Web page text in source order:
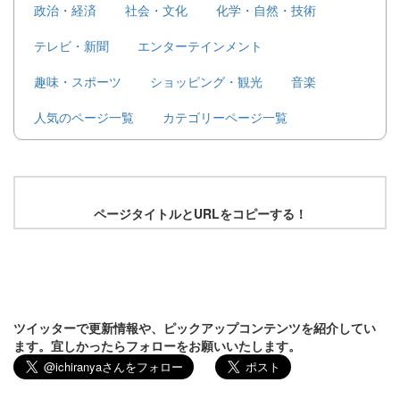
政治・経済
社会・文化
化学・自然・技術
テレビ・新聞
エンターテインメント
趣味・スポーツ
ショッピング・観光
音楽
人気のページ一覧
カテゴリーページ一覧
ページタイトルとURLをコピーする！
ツイッターで更新情報や、ピックアップコンテンツを紹介してい
ます。宜しかったらフォローをお願いいたします。